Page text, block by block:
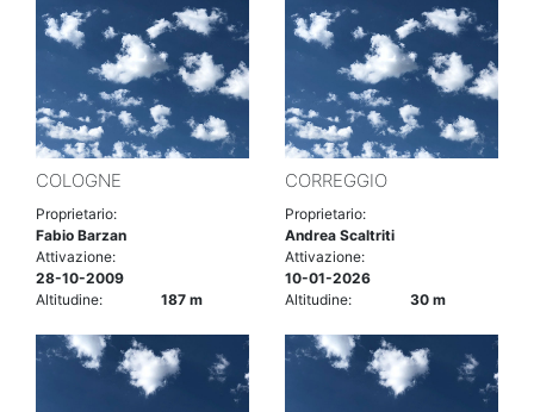
COLOGNE
Proprietario:
Fabio Barzan
Attivazione:
28-10-2009
Altitudine:
187 m
CORREGGIO
Proprietario:
Andrea Scaltriti
Attivazione:
10-01-2026
Altitudine:
30 m